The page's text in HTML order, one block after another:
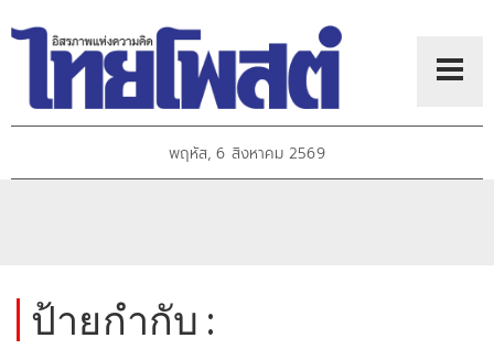
พฤหัส, 6 สิงหาคม 2569
ป้ายกำกับ :